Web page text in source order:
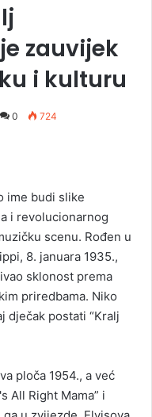
zauvijek
i kulturu
0 724
ime budi slike
i revolucionarnog
scenu. Rođen u
8. januara 1935.,
sklonost prema
priredbama. Niko
dječak postati “Kralj
ploča 1954., a već
All Right Mama” i